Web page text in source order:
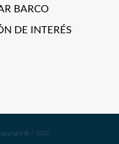
BARCO
DE INTERÉS
© – 2020